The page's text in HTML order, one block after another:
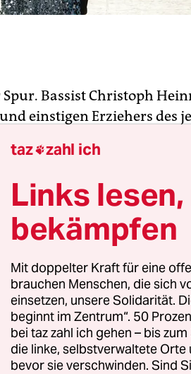
Spur. Bassist Christoph
einstigen Erziehers des
aber stark
etwa gesoffen?
Nero gefälligst nicht mit
verdankt er doch – aus
und Moder der gesamten
seinen Thron, der
taz zahl ich
Links
bekämpfen
Mit doppelter Kraft für eine
brauchen Menschen, die sich
einsetzen, unsere Solidarität.
beginnt im Zentrum“. 50
bei taz zahl ich gehen – bis
die linke, selbstverwaltete
bevor sie verschwinden. Sind